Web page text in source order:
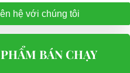
hệ với chúng tôi
BÁN CHẠY